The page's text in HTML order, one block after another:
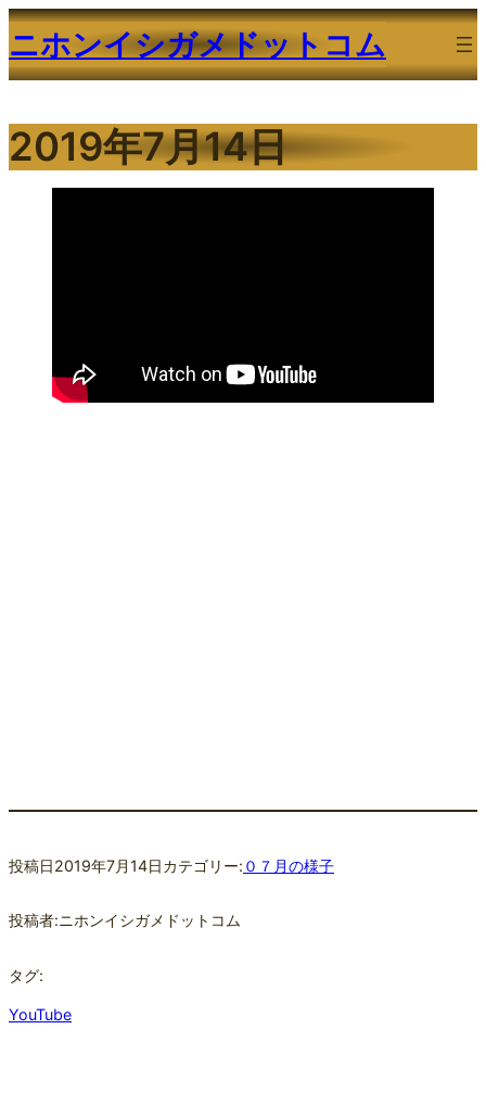
内
容
を
キ
ッ
ニホンイシガメドットコム
2019年7月14日
投稿日2019年7月14日カテゴリー: ０７月の様子
投稿者:ニホンイシガメドットコム
タグ:
YouTube